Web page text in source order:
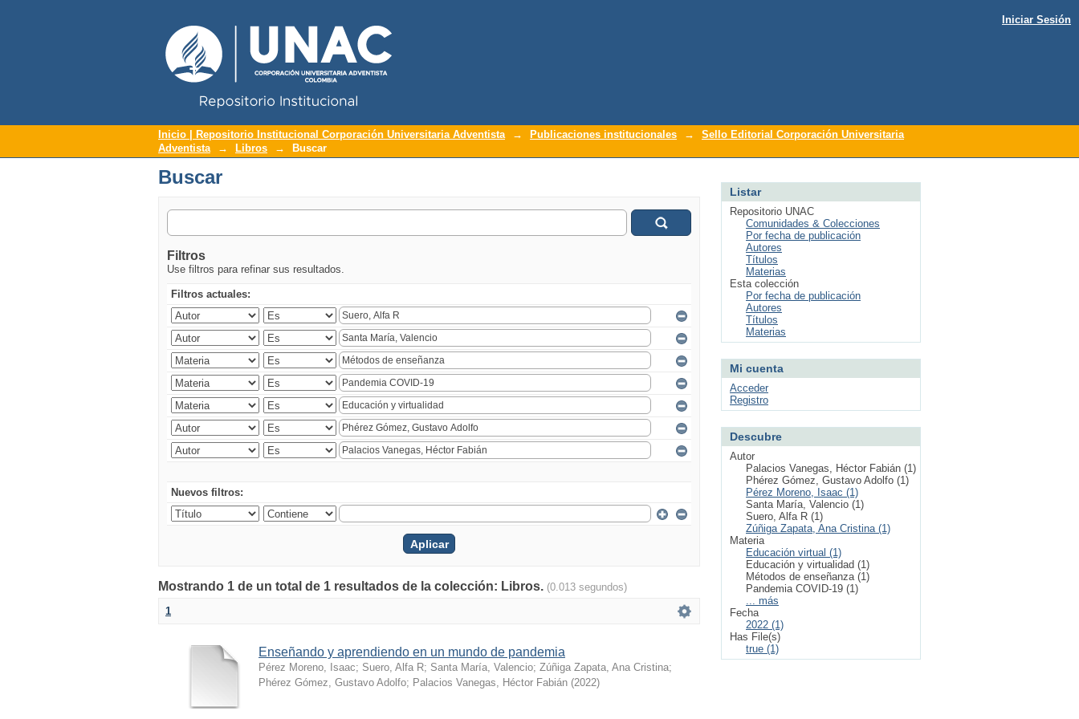
Buscar
Iniciar Sesión
Inicio | Repositorio Institucional Corporación Universitaria Adventista → Publicaciones institucionales →
Sello Editorial Corporación Universitaria
Adventista
→ Libros → Buscar
Buscar
Filtros
Use filtros para refinar sus resultados.
Filtros actuales:
Nuevos filtros:
Mostrando 1 de un total de 1 resultados de la colección: Libros. (0.013 segundos)
1
Enseñando y aprendiendo en un mundo de pandemia
Pérez Moreno, Isaac; Suero, Alfa R; Santa María, Valencio; Zúñiga Zapata, Ana Cristina;
Phérez Gómez, Gustavo Adolfo; Palacios Vanegas, Héctor Fabián (2022)
Listar
Repositorio UNAC
Comunidades & Colecciones
Por fecha de publicación
Autores
Títulos
Materias
Esta colección
Por fecha de publicación
Autores
Títulos
Materias
Mi cuenta
Acceder
Registro
Descubre
Autor
Palacios Vanegas, Héctor Fabián (1)
Phérez Gómez, Gustavo Adolfo (1)
Pérez Moreno, Isaac (1)
Santa María, Valencio (1)
Suero, Alfa R (1)
Zúñiga Zapata, Ana Cristina (1)
Materia
Educación virtual (1)
Educación y virtualidad (1)
Métodos de enseñanza (1)
Pandemia COVID-19 (1)
... más
Fecha
2022 (1)
Has File(s)
true (1)